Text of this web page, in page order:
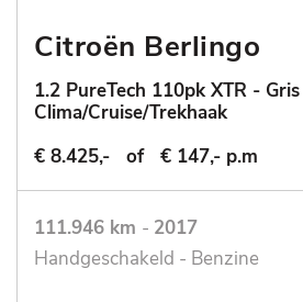
Citroën Berlingo
1.2 PureTech 110pk XTR -
Clima/Cruise/Trekhaak
€ 8.425,-
of € 147,- p.m
111.946 km - 2017
Handgeschakeld - Benzine